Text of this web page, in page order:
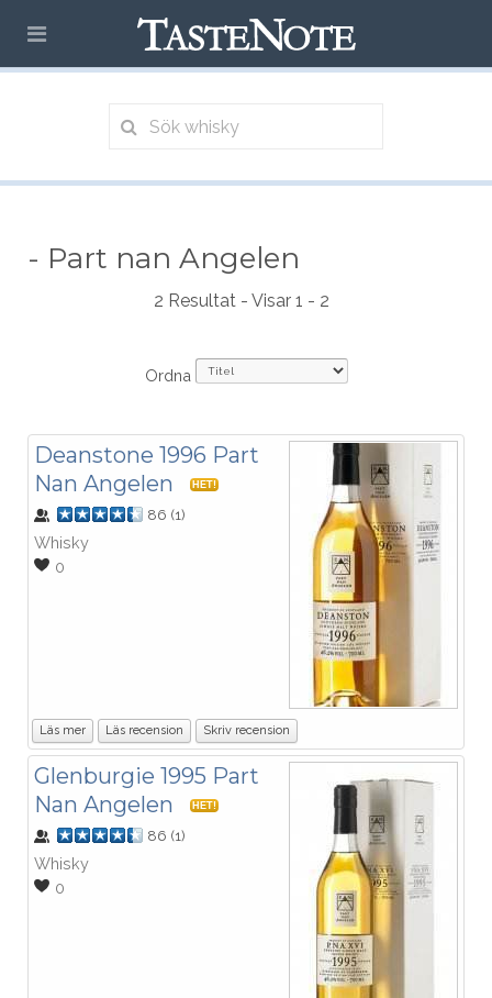
- Part nan Angelen
2 Resultat - Visar 1 - 2
Ordna
Deanstone 1996 Part
Nan Angelen
HET!
86 (1)
Whisky
0
Läs mer Läs recension Skriv recension
Glenburgie 1995 Part
Nan Angelen
HET!
86 (1)
Whisky
0